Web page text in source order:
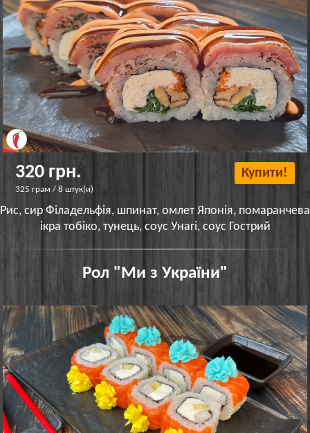
320 грн.
325 грам / 8 штук(и)
Купити!
Рис, сир Філадельфія, шпинат, омлет Японія, помаранчева
ікра тобіко, тунець, соус Унагі, соус Гострий
Рол "Ми з України"